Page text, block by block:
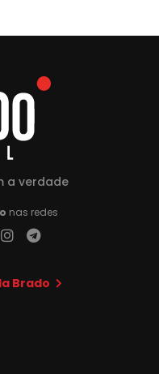
a verdade
nas redes
Brado